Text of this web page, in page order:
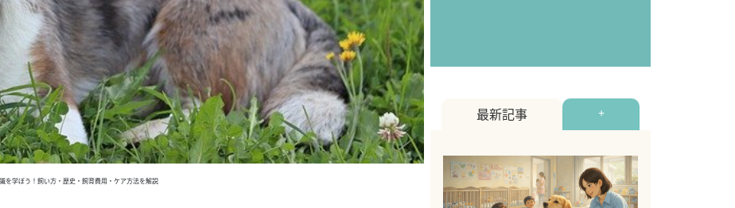
を学ぼう！飼い方・歴史・飼育費用・ケア方法を解説
最新記事 +